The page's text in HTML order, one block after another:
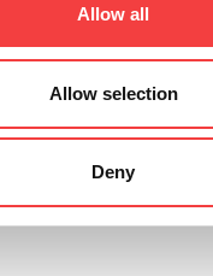
Allow all
Allow selection
Deny
Weiterlesen